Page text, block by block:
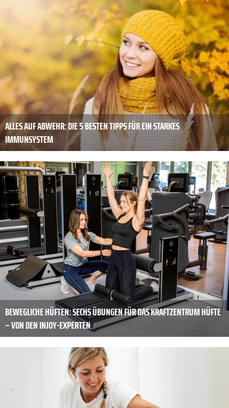
ALLES AUF ABWEHR: DIE 5 BESTEN TIPPS FÜR EIN STARKES
IMMUNSYSTEM
BEWEGLICHE HÜFTEN: SECHS ÜBUNGEN FÜR DAS KRAFTZENTRUM HÜFTE
– VON DEN INJOY-EXPERTEN